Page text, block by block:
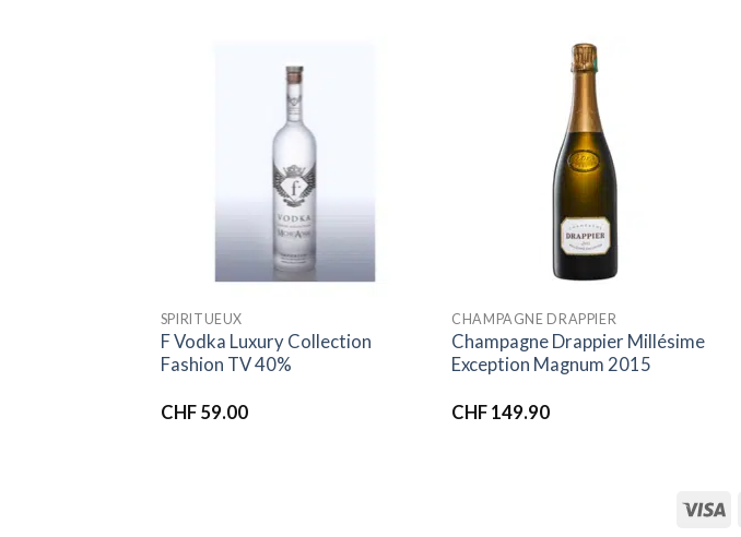
SPIRITUEUX
F Vodka Luxury Collection
Fashion TV 40%
CHF59.00
CHAMPAGNE DRAPPIER
Champagne Drappier Millésime
Exception Magnum 2015
CHF 149.90